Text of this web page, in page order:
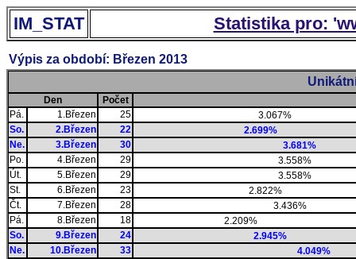
IM_STAT Statistika pro:
Výpis za období: Březen 2013
Den
Počet
Pá.
1.Březen 25
3.067%
So.
2.Březen 22
2.699%
Ne.
3.Březen 30
3.681%
Po.
4.Březen 29
3.558%
Út.
5.Březen 29
3.558%
St.
6.Březen 23
2.822%
Čt.
7.Březen 28
3.436%
Pá.
8.Březen 18
2.209%
So.
9.Březen 24
2.945%
Ne.
10.Březen 33
4.049%